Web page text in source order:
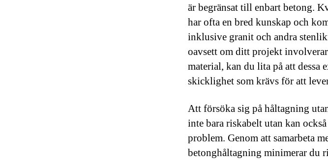
är begränsat till enbart betong.
har ofta en bred kunskap och
inklusive granit och andra
oavsett om ditt projekt
material, kan du lita på att dessa
skicklighet som krävs för att
Att försöka sig på håltagning
inte bara riskabelt utan kan
problem. Genom att samarbeta
betonghåltagning minimerar du